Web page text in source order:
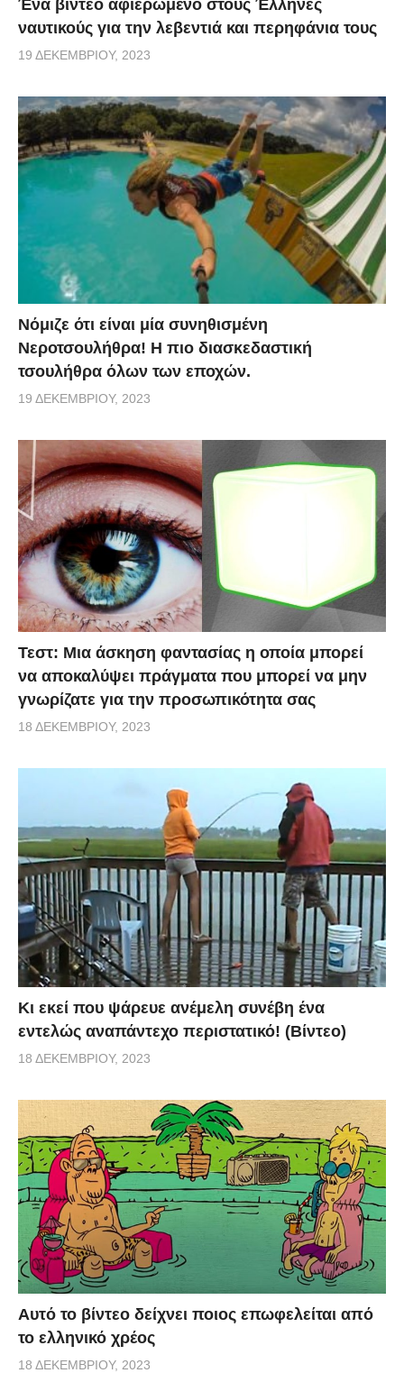
Ένα βίντεο αφιερωμένο στους Έλληνες
ναυτικούς για την λεβεντιά και περηφάνια τους
19 ΔΕΚΕΜΒΡΊΟΥ, 2023
Νόμιζε ότι είναι μία συνηθισμένη
Νεροτσουλήθρα! Η πιο διασκεδαστική
τσουλήθρα όλων των εποχών.
19 ΔΕΚΕΜΒΡΊΟΥ, 2023
Τεστ: Μια άσκηση φαντασίας η οποία μπορεί
να αποκαλύψει πράγματα που μπορεί να μην
γνωρίζατε για την προσωπικότητα σας
18 ΔΕΚΕΜΒΡΊΟΥ, 2023
Κι εκεί που ψάρευε ανέμελη συνέβη ένα
εντελώς αναπάντεχο περιστατικό! (Βίντεο)
18 ΔΕΚΕΜΒΡΊΟΥ, 2023
Αυτό το βίντεο δείχνει ποιος επωφελείται από
το ελληνικό χρέος
18 ΔΕΚΕΜΒΡΊΟΥ, 2023